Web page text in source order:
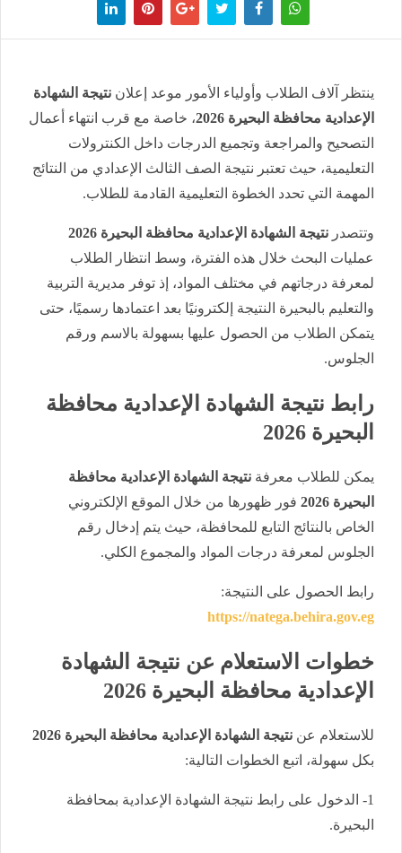
ينتظر آلاف الطلاب وأولياء الأمور موعد إعلان نتيجة الشهادة
الإعدادية محافظة البحيرة 2026
، خاصة مع قرب انتهاء أعمال
التصحيح والمراجعة وتجميع الدرجات داخل الكنترولات
التعليمية، حيث تعتبر نتيجة الصف الثالث الإعدادي من النتائج
المهمة التي تحدد الخطوة التعليمية القادمة للطلاب.
وتتصدر نتيجة الشهادة الإعدادية محافظة البحيرة 2026
عمليات البحث خلال هذه الفترة، وسط انتظار الطلاب
لمعرفة درجاتهم في مختلف المواد، إذ توفر مديرية التربية
والتعليم بالبحيرة النتيجة إلكترونيًا بعد اعتمادها رسميًا، حتى
يتمكن الطلاب من الحصول عليها بسهولة بالاسم ورقم
الجلوس.
رابط نتيجة الشهادة الإعدادية محافظة
البحيرة 2026
يمكن للطلاب معرفة نتيجة الشهادة الإعدادية محافظة
البحيرة 2026
فور ظهورها من خلال الموقع الإلكتروني
الخاص بالنتائج التابع للمحافظة، حيث يتم إدخال رقم
الجلوس لمعرفة درجات المواد والمجموع الكلي.
رابط الحصول على النتيجة:
https://natega.behira.gov.eg
خطوات الاستعلام عن نتيجة الشهادة
الإعدادية محافظة البحيرة 2026
للاستعلام عن نتيجة الشهادة الإعدادية محافظة البحيرة 2026
بكل سهولة، اتبع الخطوات التالية:
1- الدخول على رابط نتيجة الشهادة الإعدادية بمحافظة
البحيرة.